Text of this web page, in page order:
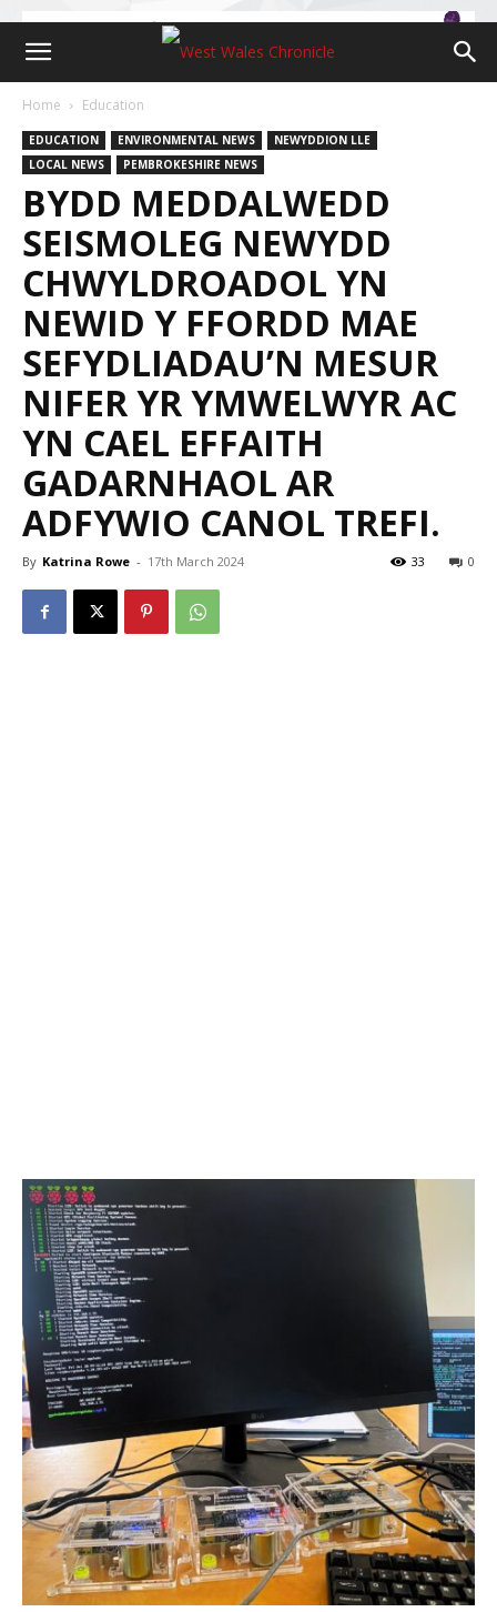
Home Education
EDUCATION ENVIRONMENTAL NEWS
NEWYDDION LLE
LOCAL NEWS
PEMBROKESHIRE NEWS
BYDD MEDDALWEDD
SEISMOLEG NEWYDD
CHWYLDROADOL YN
NEWID Y FFORDD MAE
SEFYDLIADAU’N MESUR
NIFER YR YMWELWYR AC
YN CAEL EFFAITH
GADARNHAOL AR
ADFYWIO CANOL TREFI.
By Katrina Rowe - 17th March 2024 0
33